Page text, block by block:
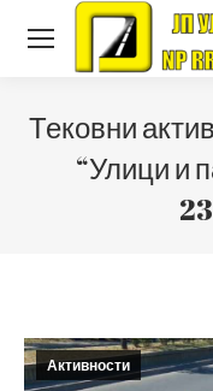
Тековни
“Улици и
Активности